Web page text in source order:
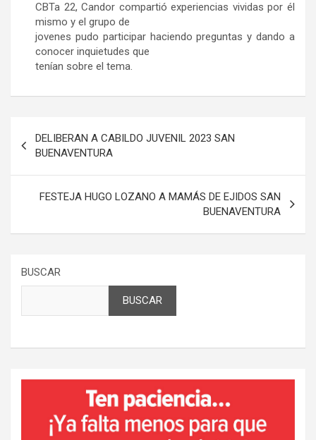
CBTa 22, Candor compartió experiencias vividas por él
mismo y el grupo de
jovenes pudo participar haciendo preguntas y dando a
conocer inquietudes que
tenían sobre el tema.
de
entradas
DELIBERAN A CABILDO JUVENIL 2023 SAN
BUENAVENTURA
FESTEJA HUGO LOZANO A MAMÁS DE EJIDOS SAN
BUENAVENTURA
BUSCAR
BUSCAR